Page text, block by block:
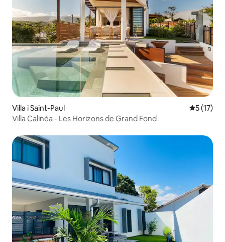
Villa i Saint-Paul 5 ud af 5
5 (17)
Villa Calinéa - Les Horizons de Grand Fond